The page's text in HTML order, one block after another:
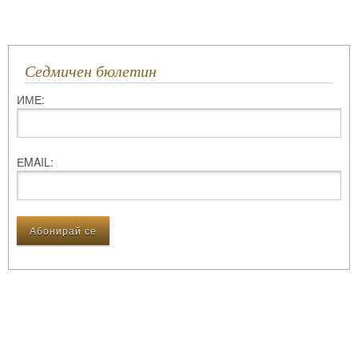
Седмичен бюлетин
ИМЕ:
ЕMAIL: